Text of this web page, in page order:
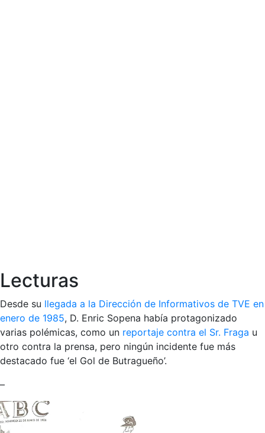
Lecturas
Desde su llegada a la Dirección de Informativos de TVE en
enero de 1985, D. Enric Sopena había protagonizado
varias polémicas, como un reportaje contra el Sr. Fraga u
otro contra la prensa, pero ningún incidente fue más
destacado fue ‘el Gol de Butragueño’.
–